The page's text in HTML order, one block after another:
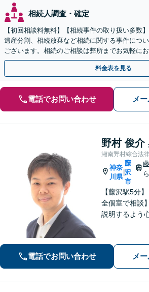
相続人調査・確定
【初回相談料無料】【相続事件の取り扱い多数
遺産分割、相続放棄など相続に関する事件につ
ございます。相続のご相談は弊所までお気軽に
い。
料金表を見る
電話でお問い合わせ メ
野村 俊介
湘南野村綜合法
神奈
川県
|
藤
沢
市
【藤沢駅5分
全個室で相談
説明するよう
般社団法人の
士」「AIを活
ビュー」
電話でお問い合わせ メ